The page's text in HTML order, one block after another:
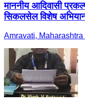
माननीय आदिवासी
सिकलसेल विशेष
Amravati,